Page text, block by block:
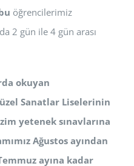
öğrencilerimiz
2 gün ile 4 gün arası
okuyan
Sanatlar Liselerinin
yetenek sınavlarına
Ağustos ayından
ayına kadar